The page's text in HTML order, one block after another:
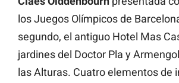
los Juegos Olímpicos de
segundo, el antiguo Hotel Mas
jardines del Doctor Pla y
las Alturas. Cuatro elementos de